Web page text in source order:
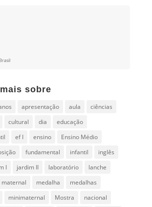
sobre
apresentação aula
ciências
cultural dia
educação
ef I ensino
Ensino Médio
fundamental infantil
inglês
I jardim II laboratório
lanche
maternal medalha
medalhas
minimaternal Mostra
nacional